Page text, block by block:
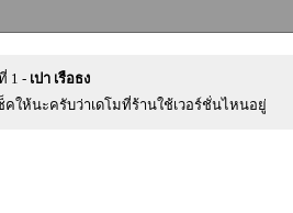
1 - เปา เรือธง
คให้นะครับว่าเดโมที่ร้านใช้เวอร์ชั่นไหนอยู่